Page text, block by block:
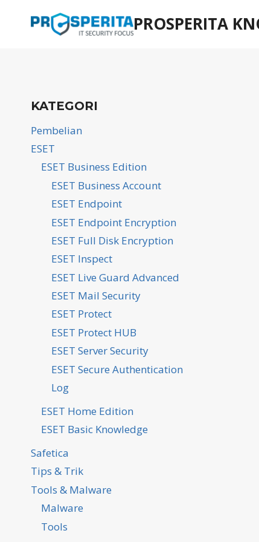
PROSPERITA
KATEGORI
Pembelian
ESET
ESET Business Edition
ESET Business Account
ESET Endpoint
ESET Endpoint Encryption
ESET Full Disk Encryption
ESET Inspect
ESET Live Guard Advanced
ESET Mail Security
ESET Protect
ESET Protect HUB
ESET Server Security
ESET Secure Authentication
Log
ESET Home Edition
ESET Basic Knowledge
Safetica
Tips & Trik
Tools & Malware
Malware
Tools